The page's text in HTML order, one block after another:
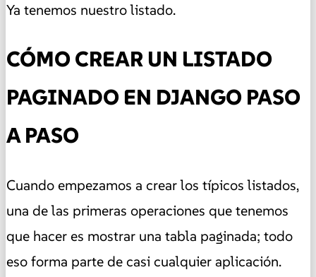
Ya tenemos nuestro listado.
CÓMO CREAR UN LISTADO
PAGINADO EN DJANGO PASO
A PASO
Cuando empezamos a crear los típicos listados,
una de las primeras operaciones que tenemos
que hacer es mostrar una tabla paginada; todo
eso forma parte de casi cualquier aplicación.